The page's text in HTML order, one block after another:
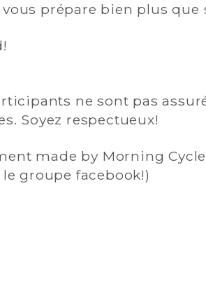
vous prépare bien plus que
ne sont pas
Soyez respectueux!
made by Morning
groupe facebook!)